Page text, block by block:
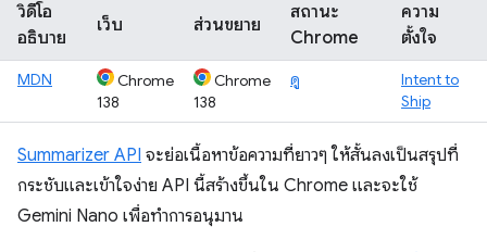
วิดีโอ
อธิบาย
เว็บ ส่วนขยาย
สถานะ
Chrome
ความ
ตั้งใจ
MDN
Chrome
138
Chrome
138
ดู
Intent to
Ship
Summarizer API จะย่อเนื้อหาข้อความที่ยาวๆ ให้สั้นลงเป็นสรุปที่
กระชับและเข้าใจง่าย API นี้สร้างขึ้นใน Chrome และจะใช้
Gemini Nano เพื่อทำการอนุมาน